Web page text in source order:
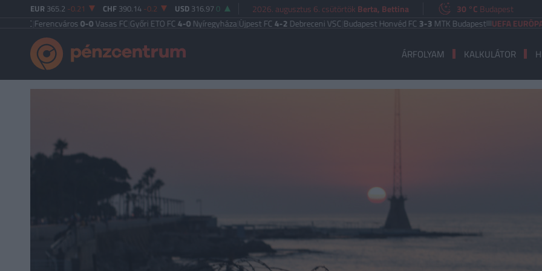
EUR 365.2 -0.21 CHF 390.14 -0.2 USD 316.97 0 2026. augusztus 6. csütörtök Berta, Bettina 30 °C Budapest
0-0Vasas FC|Győri ETO FC4-0Nyíregyháza|Újpest FC 4-2Debreceni VSC|Budapest Honvéd FC3-3MTK Budapest UEFA EURÓPA LIGA
ÁRFOLYAM KALKULÁTOR